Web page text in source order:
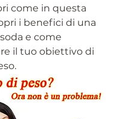
come in questa
i benefici di una
e come
il tuo obiettivo di